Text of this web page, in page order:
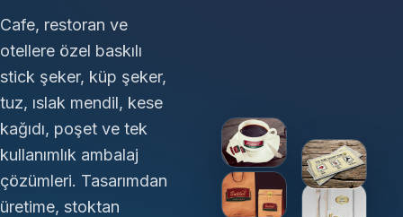
Cafe, restoran ve
otellere özel baskılı
stick şeker, küp şeker,
tuz, ıslak mendil, kese
kağıdı, poşet ve tek
kullanımlık ambalaj
çözümleri. Tasarımdan
üretime, stoktan